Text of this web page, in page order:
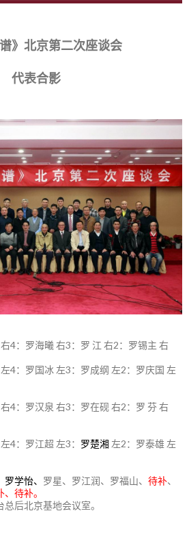
谱》北京第二次座谈会
代表合影
4：罗海曦 右3：罗 江 右2：罗锡主 右
4：罗国冰 左3：罗成纲 左2：罗庆国 左
4：罗汉泉 右3：罗在砚 右2：罗 芬 右
4：罗江超 左3： 罗楚湘 左2：罗泰雄 左
罗学怡、 罗星、罗江润、罗福山、 待补、
、待补。
后北京基地会议室。